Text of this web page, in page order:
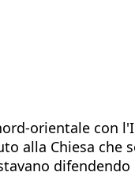
orientale
alla Chiesa che